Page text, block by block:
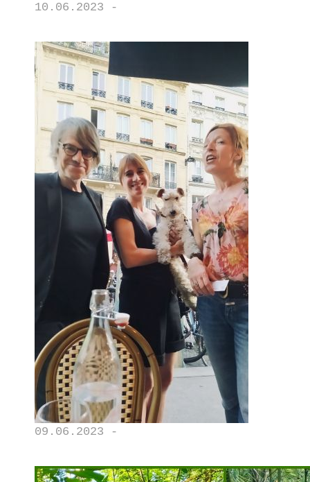
10.06.2023 -
09.06.2023 -